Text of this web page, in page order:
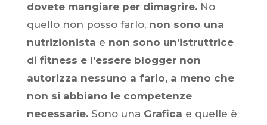
dovete mangiare per dimagrire.No
quello non posso farlo, non sono una
nutrizionista e non sono un’istruttrice
di fitness e l’essere blogger non
autorizza nessuno a farlo, a meno che
non si abbiano le competenze
necessarie.Sono una Grafica e quelle è